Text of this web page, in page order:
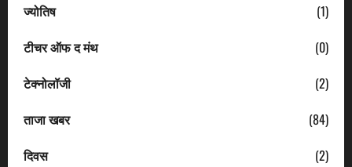
ज्योतिष
(1)
टीचर ऑफ द मंथ
(0)
टेक्नोलॉजी
(2)
ताजा खबर
(84)
दिवस
(2)